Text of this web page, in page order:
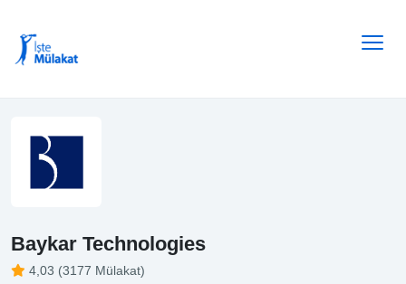
Baykar Technologies
4,03 (3177 Mülakat)